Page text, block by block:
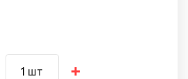
шт